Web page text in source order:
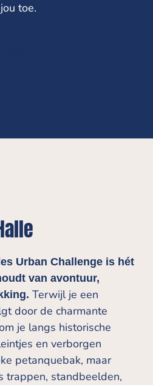
toe.
Urban Challenge is hét
van avontuur,
Terwijl je een
door de charmante
je langs historische
en verborgen
petanquebak, maar
trappen, standbeelden,